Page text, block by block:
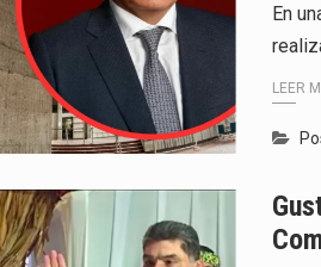
En
LEER